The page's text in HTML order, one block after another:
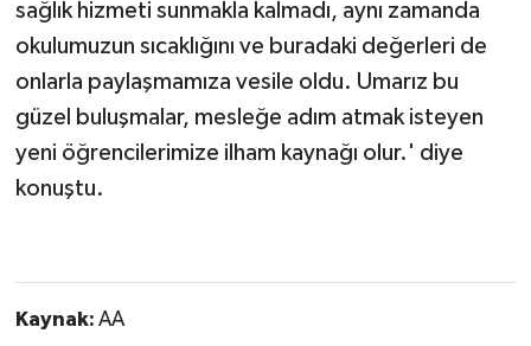
sağlık hizmeti sunmakla kalmadı, aynı zamanda
okulumuzun sıcaklığını ve buradaki değerleri de
onlarla paylaşmamıza vesile oldu. Umarız bu
güzel buluşmalar, mesleğe adım atmak isteyen
yeni öğrencilerimize ilham kaynağı olur.' diye
konuştu.
Kaynak: AA